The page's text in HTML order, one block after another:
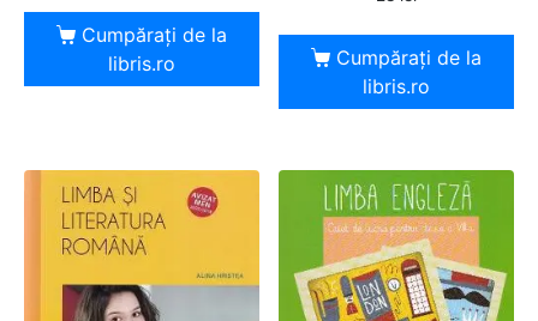
Cumpărați de la
libris.ro
Cumpărați de la
libris.ro